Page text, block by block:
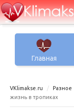
Главная
VKlimakse.ru Разное
жизнь в тропиках